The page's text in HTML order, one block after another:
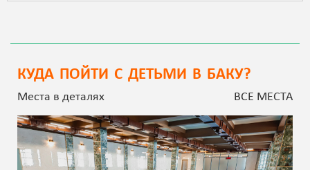
КУДА ПОЙТИ С ДЕТЬМИ В БАКУ?
Места в деталях ВСЕ МЕСТА